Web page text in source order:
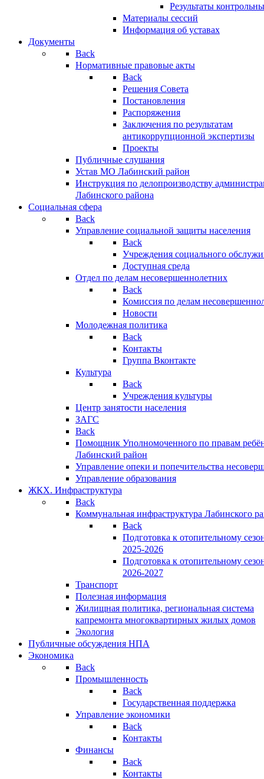
Результаты
Материалы сессий
Информация об уставах
Документы
Back
Нормативные правовые акты
Back
Решения Совета
Постановления
Распоряжения
Заключения по результатам
антикоррупционной экспертизы
Проекты
Публичные слушания
Устав МО Лабинский район
Инструкция по делопроизводству
Лабинского района
Социальная сфера
Back
Управление социальной защиты населения
Back
Учреждения социального
Доступная среда
Отдел по делам несовершеннолетних
Back
Комиссия по делам
Новости
Молодежная политика
Back
Контакты
Группа Вконтакте
Культура
Back
Учреждения культуры
Центр занятости населения
ЗАГС
Back
Помощник Уполномоченного по правам
Лабинский район
Управление опеки и попечительства
Управление образования
ЖКХ. Инфраструктура
Back
Коммунальная инфраструктура Лабинского
Back
Подготовка к отопительному
2025-2026
Подготовка к отопительному
2026-2027
Транспорт
Полезная информация
Жилищная политика, региональная система
капремонта многоквартирных жилых домов
Экология
Публичные обсуждения НПА
Экономика
Back
Промышленность
Back
Государственная поддержка
Управление экономики
Back
Контакты
Финансы
Back
Контакты